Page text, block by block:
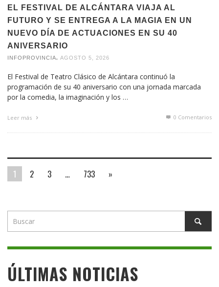
EL FESTIVAL DE ALCÁNTARA VIAJA AL
FUTURO Y SE ENTREGA A LA MAGIA EN UN
NUEVO DÍA DE ACTUACIONES EN SU 40
ANIVERSARIO
INFOPROVINCIA AGOSTO 5, 2026
El Festival de Teatro Clásico de Alcántara continuó la
programación de su 40 aniversario con una jornada marcada
por la comedia, la imaginación y los …
Leer más 0 Comentarios
1 2 3 … 733 »
ÚLTIMAS NOTICIAS